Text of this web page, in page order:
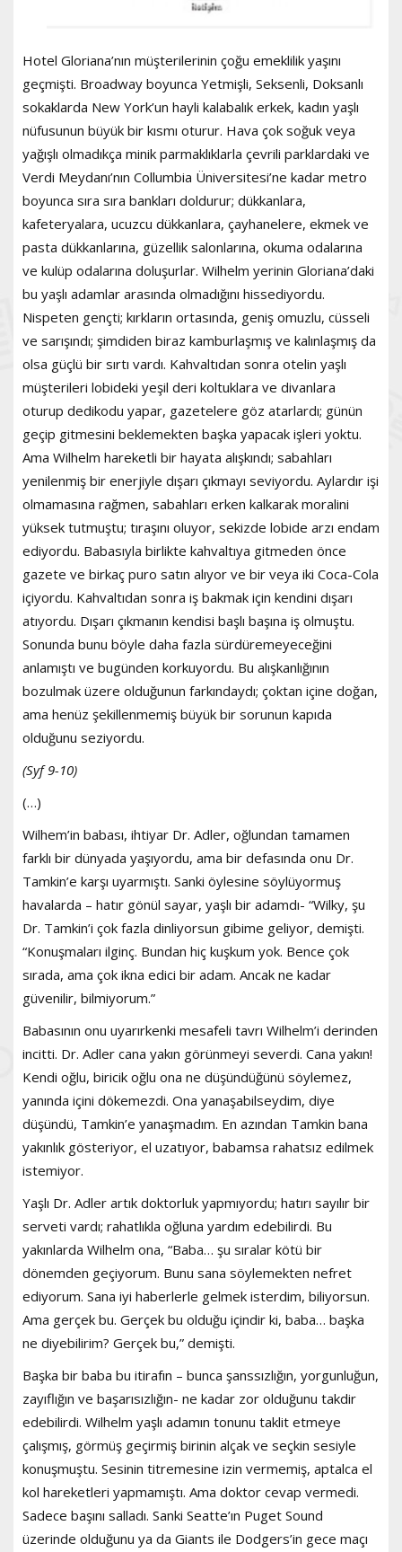
Hotel Gloriana’nın müşterilerinin çoğu emeklilik yaşını
geçmişti. Broadway boyunca Yetmişli, Seksenli, Doksanlı
sokaklarda New York’un hayli kalabalık erkek, kadın yaşlı
nüfusunun büyük bir kısmı oturur. Hava çok soğuk veya
yağışlı olmadıkça minik parmaklıklarla çevrili parklardaki ve
Verdi Meydanı’nın Collumbia Üniversitesi’ne kadar metro
boyunca sıra sıra bankları doldurur; dükkanlara,
kafeteryalara, ucuzcu dükkanlara, çayhanelere, ekmek ve
pasta dükkanlarına, güzellik salonlarına, okuma odalarına
ve kulüp odalarına doluşurlar. Wilhelm yerinin Gloriana’daki
bu yaşlı adamlar arasında olmadığını hissediyordu.
Nispeten gençti; kırkların ortasında, geniş omuzlu, cüsseli
ve sarışındı; şimdiden biraz kamburlaşmış ve kalınlaşmış da
olsa güçlü bir sırtı vardı. Kahvaltıdan sonra otelin yaşlı
müşterileri lobideki yeşil deri koltuklara ve divanlara
oturup dedikodu yapar, gazetelere göz atarlardı; günün
geçip gitmesini beklemekten başka yapacak işleri yoktu.
Ama Wilhelm hareketli bir hayata alışkındı; sabahları
yenilenmiş bir enerjiyle dışarı çıkmayı seviyordu. Aylardır işi
olmamasına rağmen, sabahları erken kalkarak moralini
yüksek tutmuştu; tıraşını oluyor, sekizde lobide arzı endam
ediyordu. Babasıyla birlikte kahvaltıya gitmeden önce
gazete ve birkaç puro satın alıyor ve bir veya iki Coca-Cola
içiyordu. Kahvaltıdan sonra iş bakmak için kendini dışarı
atıyordu. Dışarı çıkmanın kendisi başlı başına iş olmuştu.
Sonunda bunu böyle daha fazla sürdüremeyeceğini
anlamıştı ve bugünden korkuyordu. Bu alışkanlığının
bozulmak üzere olduğunun farkındaydı; çoktan içine doğan,
ama henüz şekillenmemiş büyük bir sorunun kapıda
olduğunu seziyordu.
(Syf 9-10)
(…)
Wilhem’in babası, ihtiyar Dr. Adler, oğlundan tamamen
farklı bir dünyada yaşıyordu, ama bir defasında onu Dr.
Tamkin’e karşı uyarmıştı. Sanki öylesine söylüyormuş
havalarda – hatır gönül sayar, yaşlı bir adamdı- “Wilky, şu
Dr. Tamkin’i çok fazla dinliyorsun gibime geliyor, demişti.
“Konuşmaları ilginç. Bundan hiç kuşkum yok. Bence çok
sırada, ama çok ikna edici bir adam. Ancak ne kadar
güvenilir, bilmiyorum.”
Babasının onu uyarırkenki mesafeli tavrı Wilhelm’i derinden
incitti. Dr. Adler cana yakın görünmeyi severdi. Cana yakın!
Kendi oğlu, biricik oğlu ona ne düşündüğünü söylemez,
yanında içini dökemezdi. Ona yanaşabilseydim, diye
düşündü, Tamkin’e yanaşmadım. En azından Tamkin bana
yakınlık gösteriyor, el uzatıyor, babamsa rahatsız edilmek
istemiyor.
Yaşlı Dr. Adler artık doktorluk yapmıyordu; hatırı sayılır bir
serveti vardı; rahatlıkla oğluna yardım edebilirdi. Bu
yakınlarda Wilhelm ona, “Baba… şu sıralar kötü bir
dönemden geçiyorum. Bunu sana söylemekten nefret
ediyorum. Sana iyi haberlerle gelmek isterdim, biliyorsun.
Ama gerçek bu. Gerçek bu olduğu içindir ki, baba… başka
ne diyebilirim? Gerçek bu,” demişti.
Başka bir baba bu itirafın – bunca şanssızlığın, yorgunluğun,
zayıflığın ve başarısızlığın- ne kadar zor olduğunu takdir
edebilirdi. Wilhelm yaşlı adamın tonunu taklit etmeye
çalışmış, görmüş geçirmiş birinin alçak ve seçkin sesiyle
konuşmuştu. Sesinin titremesine izin vermemiş, aptalca el
kol hareketleri yapmamıştı. Ama doktor cevap vermedi.
Sadece başını salladı. Sanki Seatte’ın Puget Sound
üzerinde olduğunu ya da Giants ile Dodgers’in gece maçı